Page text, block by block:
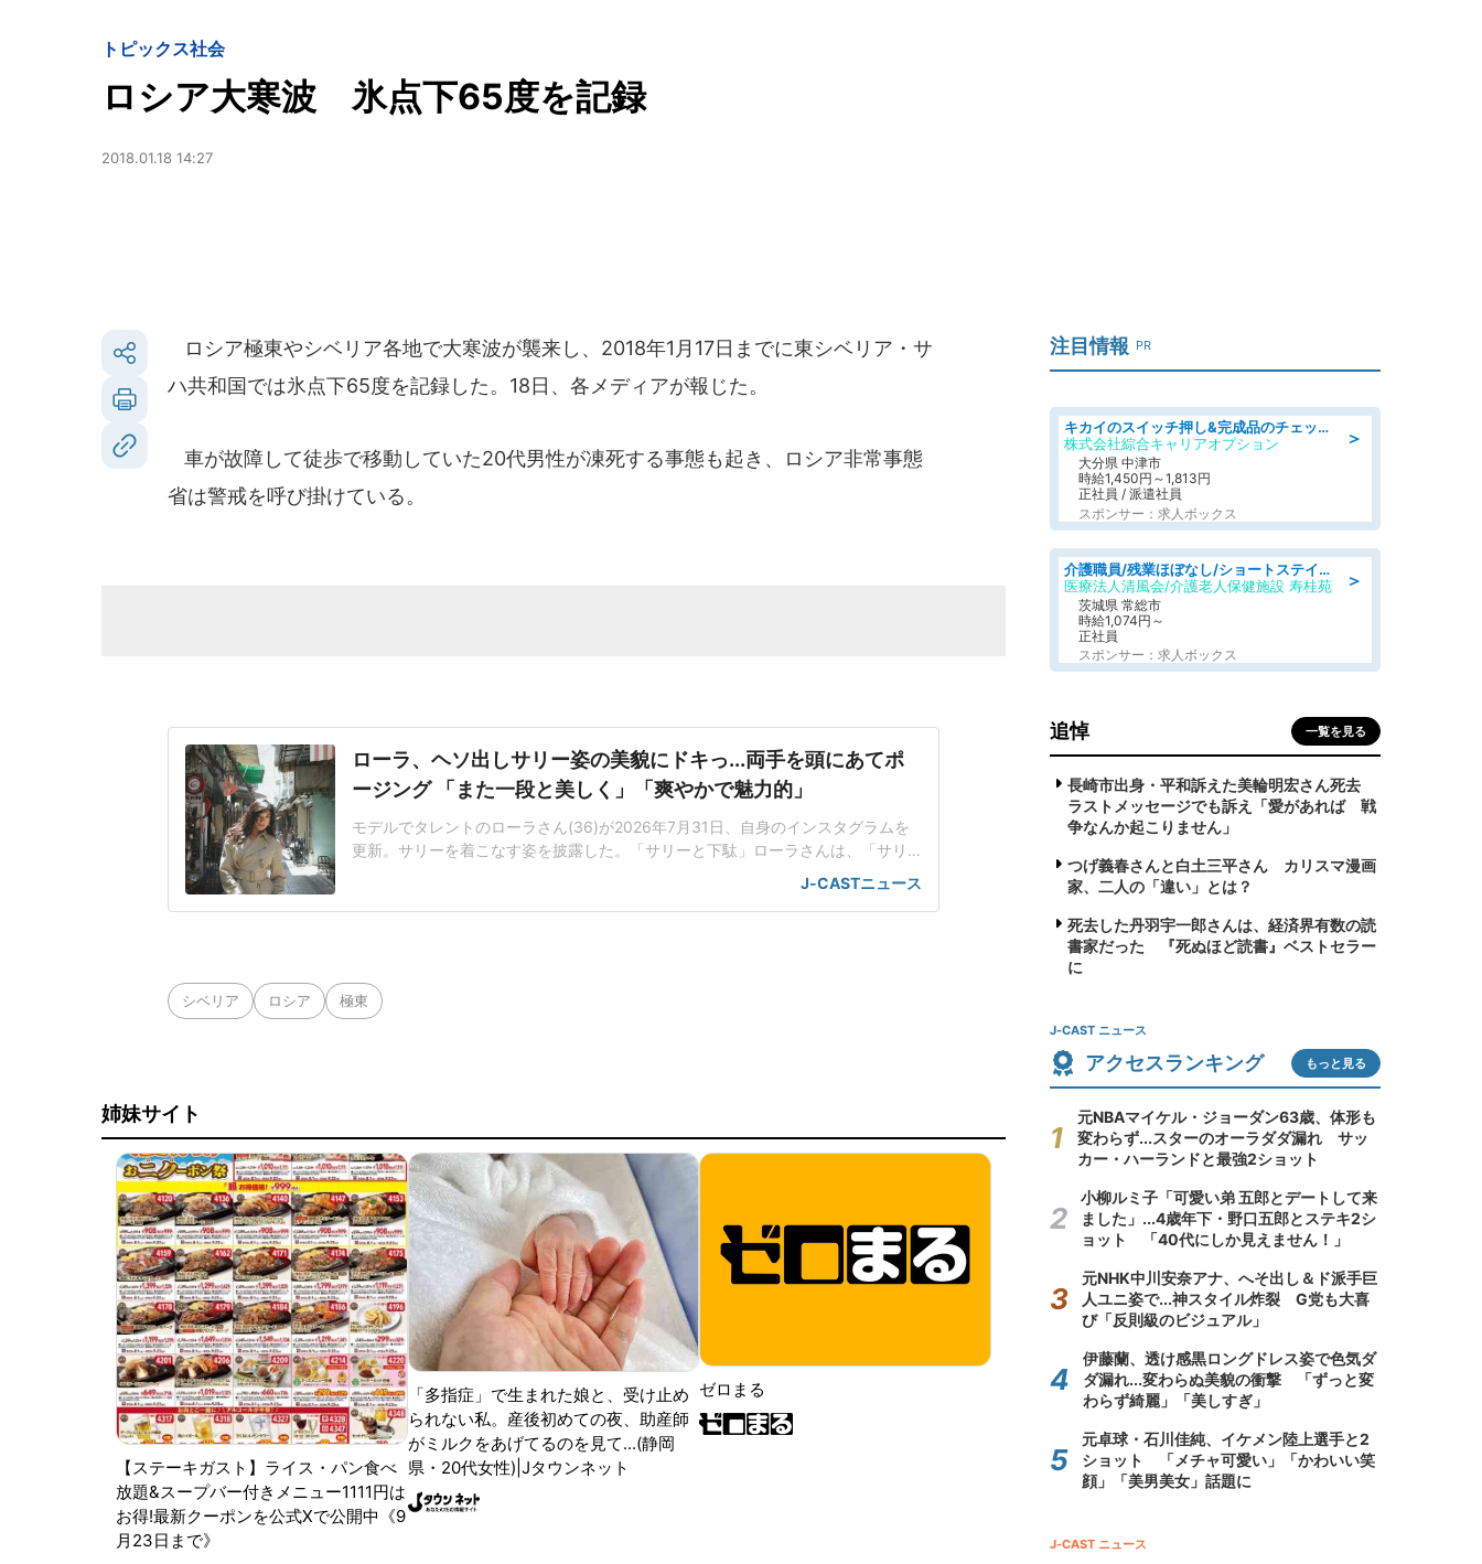
トピックス社会
ロシア大寒波 氷点下65度を記録
2018.01.18 14:27
ロシア極東やシベリア各地で大寒波が襲来し、2018年1月17日までに東シベリア・サ
ハ共和国では氷点下65度を記録した。18日、各メディアが報じた。
車が故障して徒歩で移動していた20代男性が凍死する事態も起き、ロシア非常事態
省は警戒を呼び掛けている。
ローラ、ヘソ出しサリー姿の美貌にドキっ...両手を頭にあてポ
ージング 「また一段と美しく」「爽やかで魅力的」
モデルでタレントのローラさん(36)が2026年7月31日、自身のインスタグラムを
更新。サリーを着こなす姿を披露した。「サリーと下駄」ローラさんは、「サリ
ーと下駄」といい、ウエストが見えるデザインのサリーを着用した姿や振り返り
ショットなど7枚の写真を投稿した。「私が着ている伝統衣装のサリーは、後ろの
J-CASTニュース
シベリア ロシア 極東
姉妹サイト
【ステーキガスト】ライス・パン食べ
放題&スープバー付きメニュー1111円は
お得!最新クーポンを公式Xで公開中《9
月23日まで》
「多指症」で生まれた娘と、受け止め
られない私。産後初めての夜、助産師
がミルクをあげてるのを見て...(静岡
県・20代女性)|Jタウンネット
ゼロまる
注目情報 PR
＞
キカイのスイッチ押し&完成品のチェック/好条件
株式会社綜合キャリアオプション
大分県 中津市
時給1,450円～1,813円
正社員 / 派遣社員
スポンサー：求人ボックス
＞
介護職員/残業ほぼなし/ショートステイの介護士/シフト相談可
医療法人清風会/介護老人保健施設 寿桂苑
茨城県 常総市
時給1,074円～
正社員
スポンサー：求人ボックス
追悼 一覧を見る
長崎市出身・平和訴えた美輪明宏さん死去
ラストメッセージでも訴え「愛があれば 戦
争なんか起こりません」
つげ義春さんと白土三平さん カリスマ漫画
家、二人の「違い」とは？
死去した丹羽宇一郎さんは、経済界有数の読
書家だった 『死ぬほど読書』ベストセラー
に
J-CAST ニュース
アクセスランキング もっと見る
元NBAマイケル・ジョーダン63歳、体形も
変わらず...スターのオーラダダ漏れ サッ
カー・ハーランドと最強2ショット
小柳ルミ子「可愛い弟 五郎とデートして来
ました」...4歳年下・野口五郎とステキ2シ
ョット 「40代にしか見えません！」
元NHK中川安奈アナ、へそ出し＆ド派手巨
人ユニ姿で...神スタイル炸裂 G党も大喜
び「反則級のビジュアル」
伊藤蘭、透け感黒ロングドレス姿で色気ダ
ダ漏れ...変わらぬ美貌の衝撃 「ずっと変
わらず綺麗」「美しすぎ」
元卓球・石川佳純、イケメン陸上選手と2
ショット 「メチャ可愛い」「かわいい笑
顔」「美男美女」話題に
J-CAST ニュース